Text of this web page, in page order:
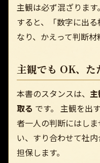
主観は必ず混ざりま
すると、「数字に出
なり、かえって判断材
主観でも OK、た
本書のスタンスは、
取る です。 主観を出
者一人の判断にはし
い、すり合わせて社
担保します。